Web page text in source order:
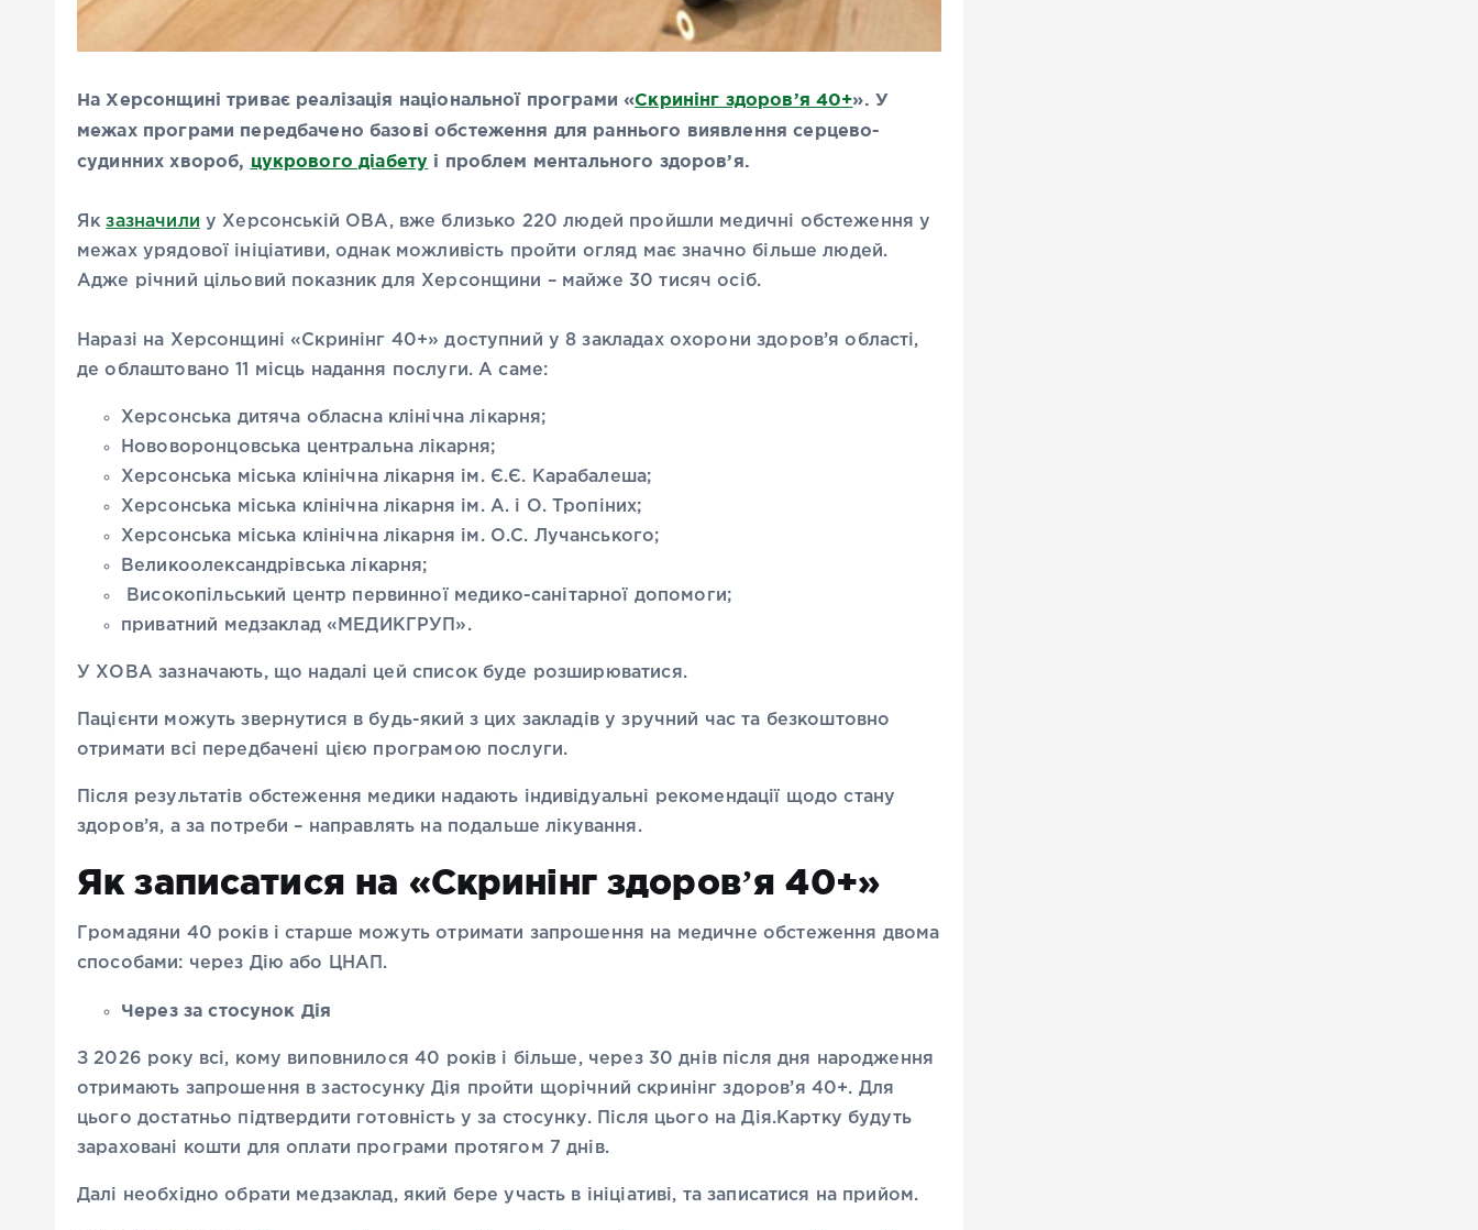
На Херсонщині триває реалізація національної програми «Скринінг здоров’я 40+». У
межах програми передбачено базові обстеження для раннього виявлення серцево-
судинних хвороб, цукрового діабету і проблем ментального здоров’я.
Якзазначили у Херсонській ОВА, вже близько 220 людей пройшли медичні обстеження у
межах урядової ініціативи, однак можливість пройти огляд має значно більше людей.
Адже річний цільовий показник для Херсонщини – майже 30 тисяч осіб.
Наразі на Херсонщині «Скринінг 40+» доступний у 8 закладах охорони здоров’я області,
де облаштовано 11 місць надання послуги. А саме:
Херсонська дитяча обласна клінічна лікарня;
Нововоронцовська центральна лікарня;
Херсонська міська клінічна лікарня ім. Є.Є. Карабалеша;
Херсонська міська клінічна лікарня ім. А. і О. Тропіних;
Херсонська міська клінічна лікарня ім. О.С. Лучанського;
Великоолександрівська лікарня;
Високопільський центр первинної медико-санітарної допомоги;
приватний медзаклад «МЕДИКГРУП».
У ХОВА зазначають, що надалі цей список буде розширюватися.
Пацієнти можуть звернутися в будь-який з цих закладів у зручний час та безкоштовно
отримати всі передбачені цією програмою послуги.
Після результатів обстеження медики надають індивідуальні рекомендації щодо стану
здоров’я, а за потреби – направлять на подальше лікування.
Як записатися на «Скринінг здоровʼя 40+»
Громадяни 40 років і старше можуть отримати запрошення на медичне обстеження двома
способами: через Дію або ЦНАП.
Через за стосунок Дія
З 2026 року всі, кому виповнилося 40 років і більше, через 30 днів після дня народження
отримають запрошення в застосунку Дія пройти щорічний скринінг здоров’я 40+. Для
цього достатньо підтвердити готовність у за стосунку. Після цього на Дія.Картку будуть
зараховані кошти для оплати програми протягом 7 днів.
Далі необхідно обрати медзаклад, який бере участь в ініціативі, та записатися на прийом.